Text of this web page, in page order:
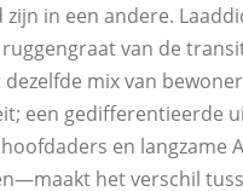
in een andere.
van de
mix van
een gedifferentieerde
en langzame
het verschil